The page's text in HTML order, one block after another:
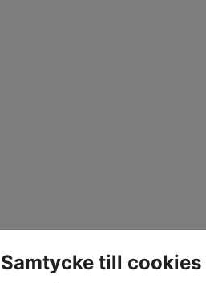
Samtycke till cookies